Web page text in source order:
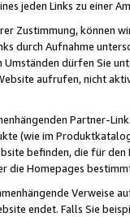
jeden Links zu einer
Zustimmung, können
durch Aufnahme
dürfen Sie
aufrufen, nicht
Partner-
(wie im
befinden, die für
die Homepages
endet. Falls Sie